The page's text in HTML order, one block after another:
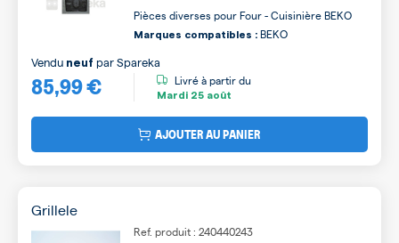
Pièces diverses pour Four - Cuisinière BEKO
Marques compatibles : BEKO
85,99 €
Vendu neuf parSpareka
Livré à partir du
Mardi 25 août
AJOUTER AU PANIER
Grillele
Ref. produit : 240440243